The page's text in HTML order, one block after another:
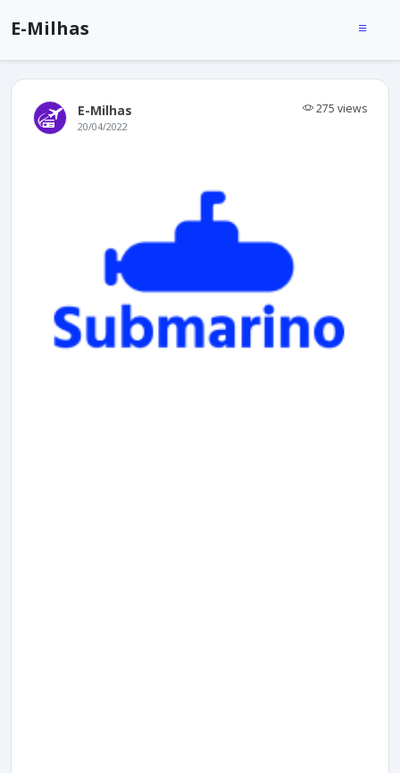
E-Milhas
E-Milhas 275 views
20/04/2022